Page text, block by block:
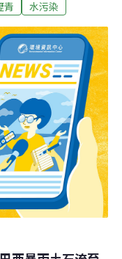
地位於同新段889
事業計畫，打算申
總基地面積約有
業局的水保計畫施
排水溝。但民眾發
更的狀態下，工地
。橫科里里長詹清
被建商買走後要申
程，地目都還沒變
遇到太陽曝曬，工
青 水污染